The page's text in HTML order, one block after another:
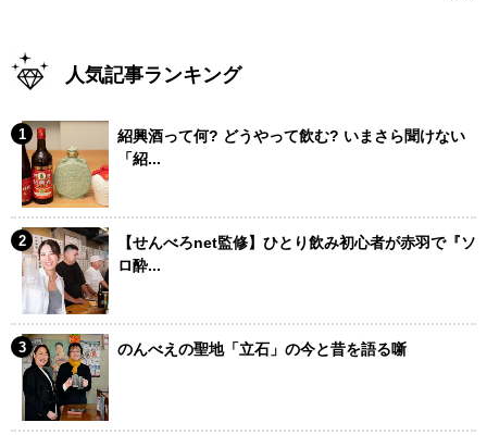
人気記事ランキング
紹興酒って何? どうやって飲む? いまさら聞けない
「紹...
【せんべろnet監修】ひとり飲み初心者が赤羽で『ソ
ロ酔...
のんべえの聖地「立石」の今と昔を語る噺